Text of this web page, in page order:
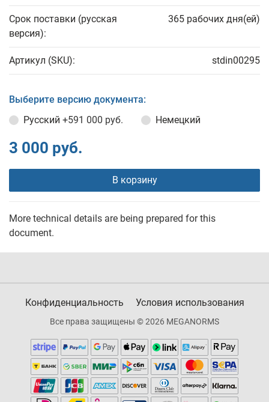
Срок поставки (русская
версия):
365 рабочих дня(ей)
Артикул (SKU): stdin00295
Выберите версию документа:
Русский +591 000 руб. Немецкий
3 000 руб.
В корзину
More technical details are being prepared for this
document.
Конфиденциальность Условия использования
Все права защищены © 2026 MEGANORMS